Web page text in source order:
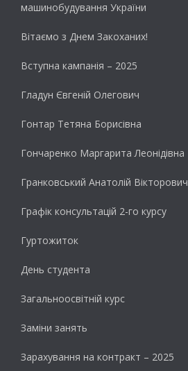
машинобудування України
Вітаємо з Днем Закоханих!
Вступна кампанія – 2025
Гладун Євгеній Олегович
Гонтар Тетяна Борисівна
Гончаренко Маргарита Леонідівна
Гранковський Анатолій Вікторович
Графік консультацій 2-го курсу
Гуртожиток
День студента
Загальноосвітній курс
Заміни занять
Зарахування на контракт – 2025